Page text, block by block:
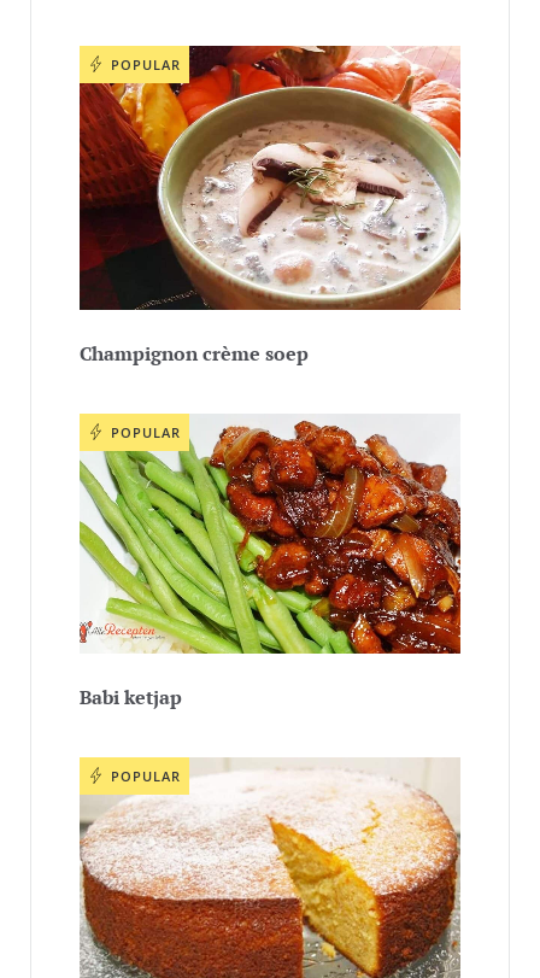
POPULAR
Champignon crème soep
POPULAR
Babi ketjap
POPULAR